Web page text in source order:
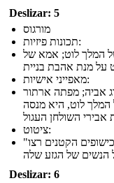
Deslizar: 5
מורגוס
תכונות פיזיות:
המלך לוט; אמא של
על מנת אהבת בניית
מאפייני אישיות:
אביה; מפתה ארתור
לוט, היא מנסה
ציטוט:
"היא עשתה את זה כי הכישופים הקטנים רצו blood-- אותה כפי שעשו עם
Deslizar: 6